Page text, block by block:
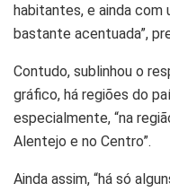
habitantes, e ainda com
bastante acentuada”,
Contudo, sublinhou o
gráfico, há regiões do
especialmente, “na
Alentejo e no Centro”.
Ainda assim, “há só